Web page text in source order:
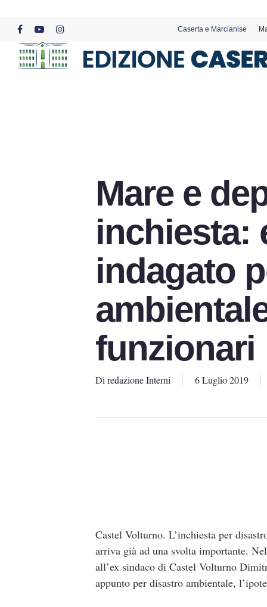
content
facebookyoutubeinstagram
Caserta e Marcianise
Mare e
inchiesta:
indagato
funzionari
Di redazione Interni 6 Luglio 2019
Castel Volturno. L’inchiesta per
arriva già ad una svolta importante.
all’ex sindaco di Castel Volturno
appunto per disastro ambientale,